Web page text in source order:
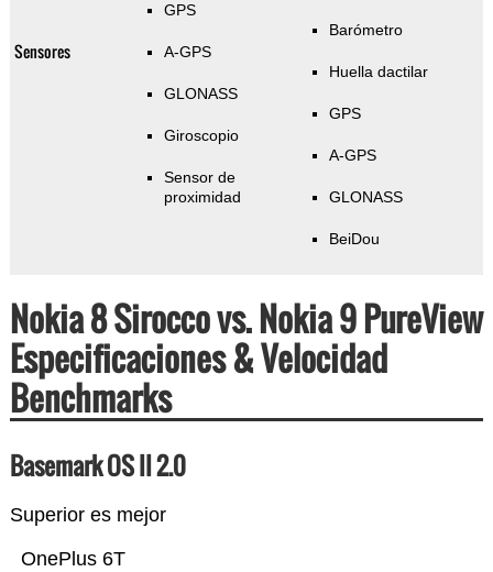
Sensores
GPS
A-GPS
GLONASS
Giroscopio
Sensor de
proximidad
Barómetro
Huella dactilar
GPS
A-GPS
GLONASS
BeiDou
Nokia 8 Sirocco vs. Nokia 9 PureView
Especificaciones & Velocidad
Benchmarks
Basemark OS II 2.0
Superior es mejor
OnePlus 6T